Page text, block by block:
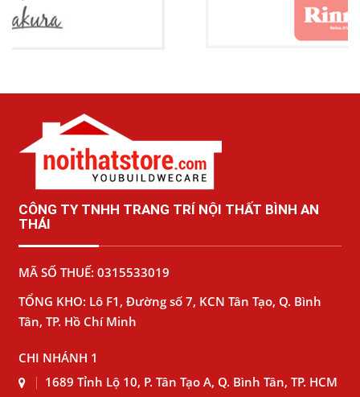
CÔNG TY TNHH TRANG TRÍ NỘI THẤT BÌNH AN
THÁI
MÃ SỐ THUẾ: 0315533019
TỔNG KHO: Lô F1, Đường số 7, KCN Tân Tạo, Q. Bình
Tân, TP. Hồ Chí Minh
CHI NHÁNH 1
1689 Tỉnh Lộ 10, P. Tân Tạo A, Q. Bình Tân, TP. HCM